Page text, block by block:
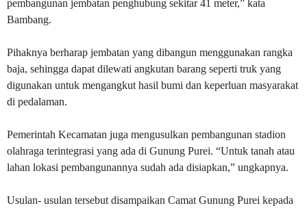
pembangunan jembatan penghubung sekitar 41 meter,” kata
Bambang.
Pihaknya berharap jembatan yang dibangun menggunakan rangka
baja, sehingga dapat dilewati angkutan barang seperti truk yang
digunakan untuk mengangkut hasil bumi dan keperluan masyarakat
di pedalaman.
Pemerintah Kecamatan juga mengusulkan pembangunan stadion
olahraga terintegrasi yang ada di Gunung Purei. “Untuk tanah atau
lahan lokasi pembangunannya sudah ada disiapkan,” ungkapnya.
Usulan- usulan tersebut disampaikan Camat Gunung Purei kepada